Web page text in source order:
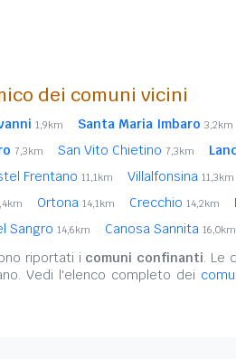
dei comuni vicini
1,9km Santa Maria Imbaro 3,2km
7,3km San Vito Chietino 7,3km
Frentano 11,1km Villalfonsina 11,3km
Ortona 14,1km Crecchio 14,2km
Sangro 14,6km Canosa Sannita 16,0km
riportati i comuni confinanti. Le
Vedi l'elenco completo dei